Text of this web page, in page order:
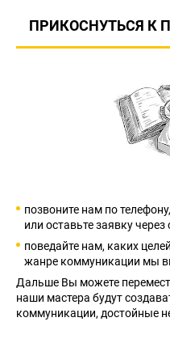
ПРИКОСНУТЬСЯ К
позвоните нам по
или оставьте заявку
поведайте нам, каких
жанре коммуникации мы
Дальше Вы можете
наши мастера будут
коммуникации, достойные